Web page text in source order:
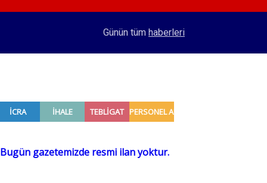
Türk Standardları Enstitüsü 129 personel alacak
Günün tüm haberleri